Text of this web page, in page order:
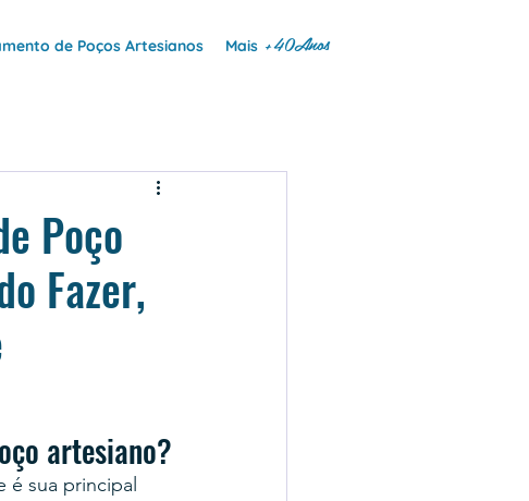
de Poços Artesianos Mais +40Anos
Poço
Fazer,
artesiano?
é sua principal